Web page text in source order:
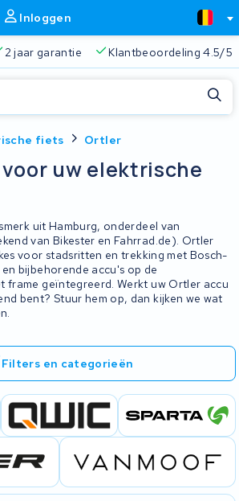
Inloggen
2 jaar garantie Klantbeoordeling 4.5/5
fiets Ortler
uw elektrische
uit Hamburg, onderdeel van
van Bikester en Fahrrad.de). Ortler
voor stadsritten en trekking met Bosch-
bijbehorende accu's op de
frame geïntegreerd. Werkt uw Ortler accu
bent? Stuur hem op, dan kijken we wat
Filters en categorieën
Altijd een passende oplossing 2
Sluiten
in de zoekbalk om te zoeken